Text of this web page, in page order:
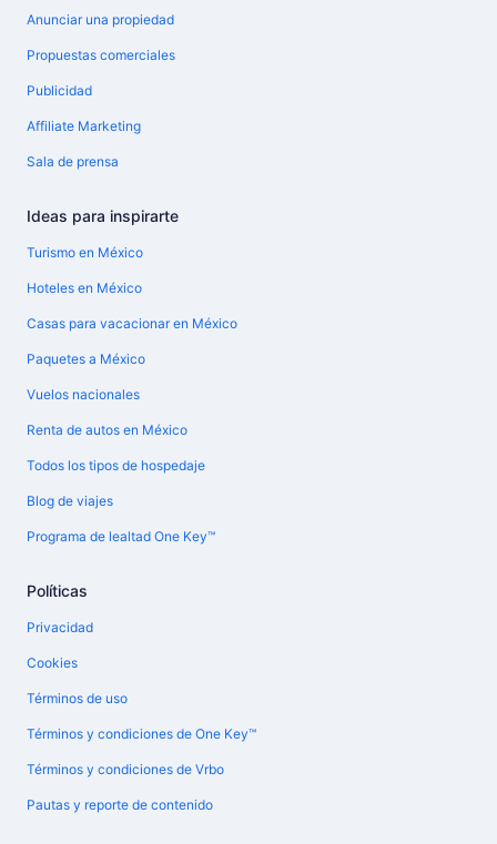
Anunciar una propiedad
Propuestas comerciales
Publicidad
Affiliate Marketing
Sala de prensa
Ideas para inspirarte
Turismo en México
Hoteles en México
Casas para vacacionar en México
Paquetes a México
Vuelos nacionales
Renta de autos en México
Todos los tipos de hospedaje
Blog de viajes
Programa de lealtad One Key™
Políticas
Privacidad
Cookies
Términos de uso
Términos y condiciones de One Key™
Términos y condiciones de Vrbo
Pautas y reporte de contenido